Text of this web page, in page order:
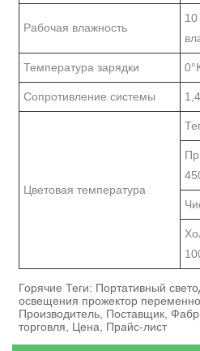
Рабочая влажность
10
Температура зарядки
Сопротивление системы
Цветовая температура
Горячие Теги: Портативный
освещения прожектор
Производитель, Поставщик,
торговля, Цена, Прайс-лист